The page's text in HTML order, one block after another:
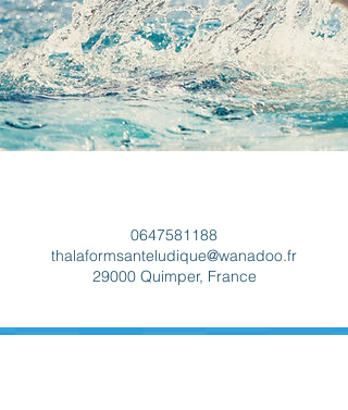
0647581188
thalaformsanteludique@wanadoo.fr
29000 Quimper, France